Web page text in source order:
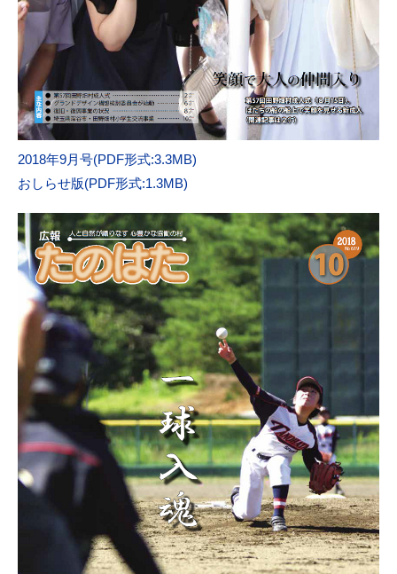
2018年9月号(PDF形式:3.3MB)
おしらせ版(PDF形式:1.3MB)